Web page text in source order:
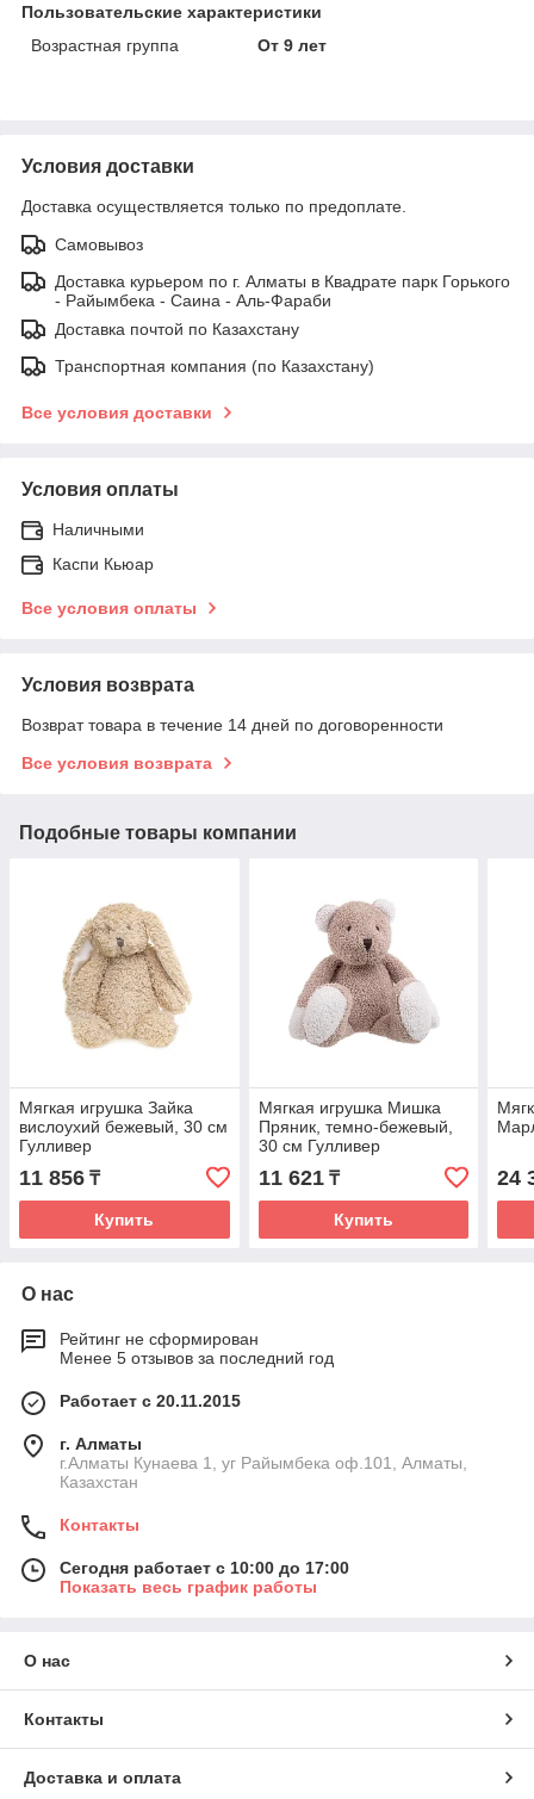
Пользовательские характеристики
Возрастная группа
От 9 лет
Условия доставки
Доставка осуществляется только по предоплате.
Самовывоз
Доставка курьером по г. Алматы в Квадрате парк Горького
- Райымбека - Саина - Аль-Фараби
Доставка почтой по Казахстану
Транспортная компания (по Казахстану)
Все условия доставки
Условия оплаты
Наличными
Каспи Кьюар
Все условия оплаты
Условия возврата
Возврат товара в течение 14 дней по договоренности
Все условия возврата
Подобные товары компании
Мягкая игрушка Зайка
вислоухий бежевый, 30 см
Гулливер
11 856 ₸
Купить
Мягкая игрушка Мишка
Пряник, темно-бежевый,
30 см Гулливер
11 621₸
Купить
24
О нас
Рейтинг не сформирован
Менее 5 отзывов за последний год
Работает с 20.11.2015
г. Алматы
г.Алматы Кунаева 1, уг Райымбека оф.101, Алматы,
Казахстан
Контакты
Сегодня работает с 10:00 до 17:00
Показать весь график работы
О нас
Контакты
Доставка и оплата